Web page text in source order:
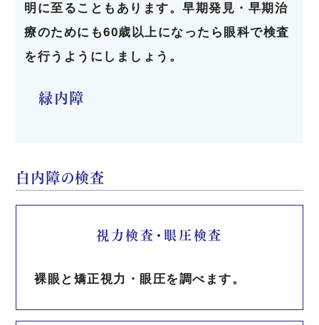
明に至ることもあります。早期発見・早期治
療のためにも60歳以上になったら眼科で検査
を行うようにしましょう。
緑内障
白内障の検査
視力検査・眼圧検査
裸眼と矯正視力・眼圧を調べます。